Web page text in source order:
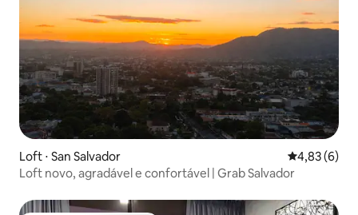
Loft ⋅ San Salvador 4,83 de uma
4,83 (6)
Loft novo, agradável e confortável | Grab Salvador